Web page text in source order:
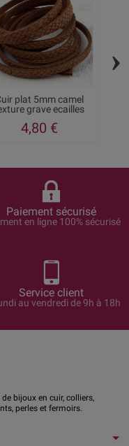
plat 5mm camel
grave ecailles
4,80 €
›
Paiement sécurisé
en ligne 100% sécurisé
Service client
au vendredi de 9h à 18h
bijoux en cuir, colliers,
perles et fermoirs.